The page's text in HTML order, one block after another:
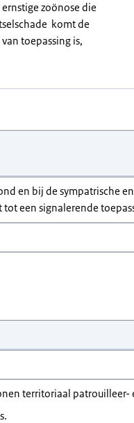
zoönose die
komt de
toepassing is,
en bij de sympatrische
een signalerende
territoriaal patrouilleer-